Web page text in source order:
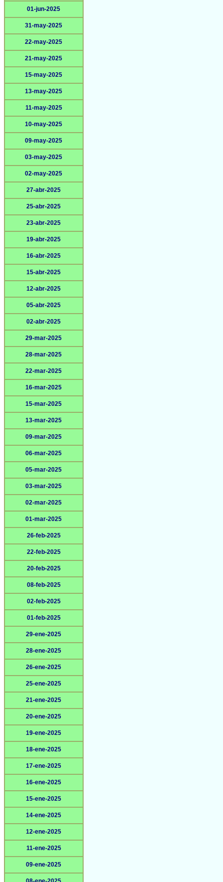
01-jun-2025
31-may-2025
22-may-2025
21-may-2025
15-may-2025
13-may-2025
11-may-2025
10-may-2025
09-may-2025
03-may-2025
02-may-2025
27-abr-2025
25-abr-2025
23-abr-2025
19-abr-2025
16-abr-2025
15-abr-2025
12-abr-2025
05-abr-2025
02-abr-2025
29-mar-2025
28-mar-2025
22-mar-2025
16-mar-2025
15-mar-2025
13-mar-2025
09-mar-2025
06-mar-2025
05-mar-2025
03-mar-2025
02-mar-2025
01-mar-2025
26-feb-2025
22-feb-2025
20-feb-2025
08-feb-2025
02-feb-2025
01-feb-2025
29-ene-2025
28-ene-2025
26-ene-2025
25-ene-2025
21-ene-2025
20-ene-2025
19-ene-2025
18-ene-2025
17-ene-2025
16-ene-2025
15-ene-2025
14-ene-2025
12-ene-2025
11-ene-2025
09-ene-2025